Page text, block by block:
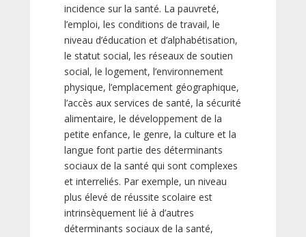
incidence sur la santé. La pauvreté,
l’emploi, les conditions de travail, le
niveau d’éducation et d’alphabétisation,
le statut social, les réseaux de soutien
social, le logement, l’environnement
physique, l’emplacement géographique,
l’accès aux services de santé, la sécurité
alimentaire, le développement de la
petite enfance, le genre, la culture et la
langue font partie des déterminants
sociaux de la santé qui sont complexes
et interreliés. Par exemple, un niveau
plus élevé de réussite scolaire est
intrinsèquement lié à d’autres
déterminants sociaux de la santé,